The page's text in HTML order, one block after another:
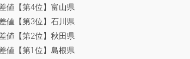
値【第4位】富山県
値【第3位】石川県
値【第2位】秋田県
値【第1位】島根県